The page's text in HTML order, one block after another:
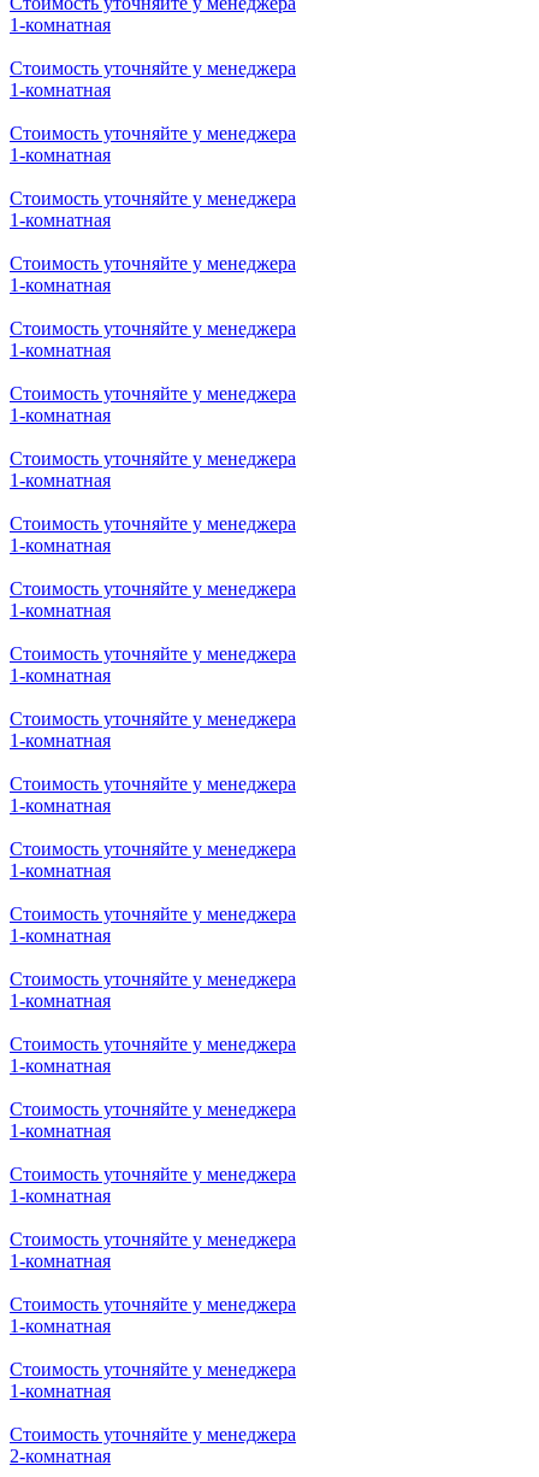
Стоимость уточняйте у менеджера
1-комнатная
Стоимость уточняйте у менеджера
1-комнатная
Стоимость уточняйте у менеджера
1-комнатная
Стоимость уточняйте у менеджера
1-комнатная
Стоимость уточняйте у менеджера
1-комнатная
Стоимость уточняйте у менеджера
1-комнатная
Стоимость уточняйте у менеджера
1-комнатная
Стоимость уточняйте у менеджера
1-комнатная
Стоимость уточняйте у менеджера
1-комнатная
Стоимость уточняйте у менеджера
1-комнатная
Стоимость уточняйте у менеджера
1-комнатная
Стоимость уточняйте у менеджера
1-комнатная
Стоимость уточняйте у менеджера
1-комнатная
Стоимость уточняйте у менеджера
1-комнатная
Стоимость уточняйте у менеджера
1-комнатная
Стоимость уточняйте у менеджера
1-комнатная
Стоимость уточняйте у менеджера
1-комнатная
Стоимость уточняйте у менеджера
1-комнатная
Стоимость уточняйте у менеджера
1-комнатная
Стоимость уточняйте у менеджера
1-комнатная
Стоимость уточняйте у менеджера
1-комнатная
Стоимость уточняйте у менеджера
1-комнатная
Стоимость уточняйте у менеджера
1-комнатная